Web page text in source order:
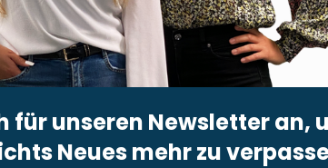
für unseren Newsletter an,
Neues mehr zu